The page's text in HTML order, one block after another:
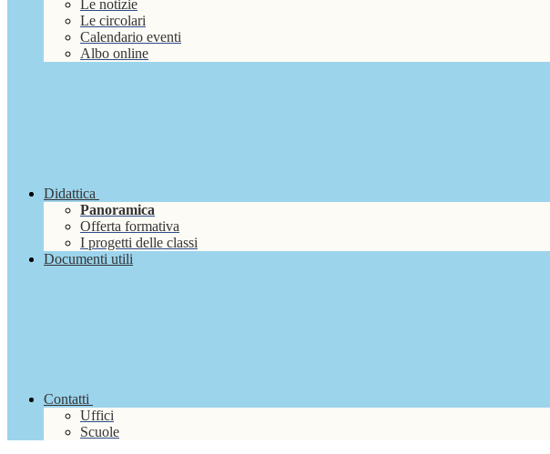
Le notizie
Le circolari
Calendario eventi
Albo online
Didattica
Panoramica
Offerta formativa
I progetti delle classi
Documenti utili
Contatti
Uffici
Scuole